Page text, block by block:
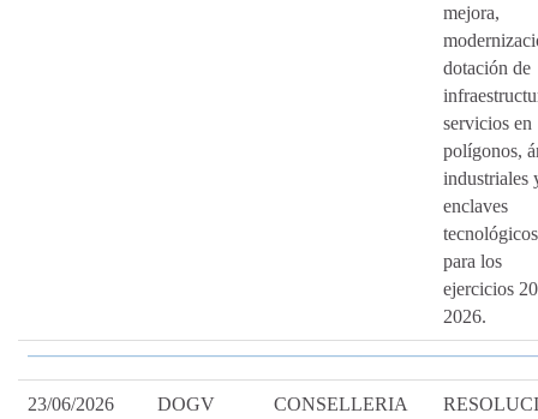
mejora,
dotación de
servicios en
polígonos,
industriales
enclaves
para los
ejercicios
2026.
23/06/2026 DOGV CONSELLERIA